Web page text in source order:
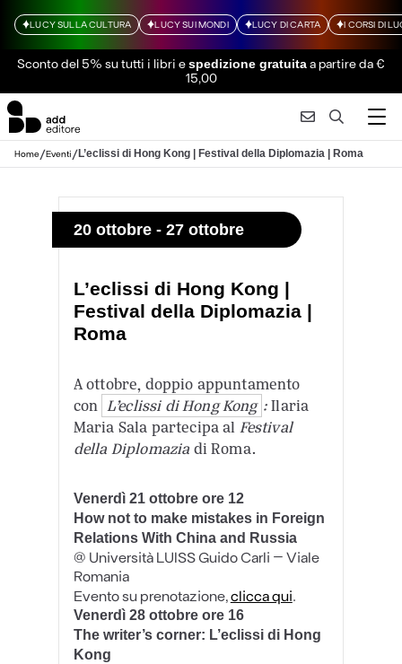
LUCY SULLA CULTURA LUCY SUI MONDI LUCY DI CARTA I CORSI DI
Sconto del 5% su tutti i libri espedizione gratuitaa partire da €
15,00
Home/Eventi/L’eclissi di Hong Kong | Festival della Diplomazia | Roma
20 ottobre - 27 ottobre
L’eclissi di Hong Kong |
Festival della Diplomazia |
Roma
A ottobre, doppio appuntamento
con L’eclissi di Hong Kong :Ilaria
Maria Sala partecipa al Festival
della Diplomazia di Roma.
Venerdì 21 ottobre ore 12
How not to make mistakes in Foreign
Relations With China and Russia
@ Università LUISS Guido Carli – Viale
Romania
Evento su prenotazione,clicca qui.
Venerdì 28 ottobre ore 16
The writer’s corner: L’eclissi di Hong
Kong